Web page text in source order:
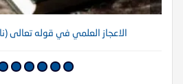
الاعجاز العلمي في قوله تعالى